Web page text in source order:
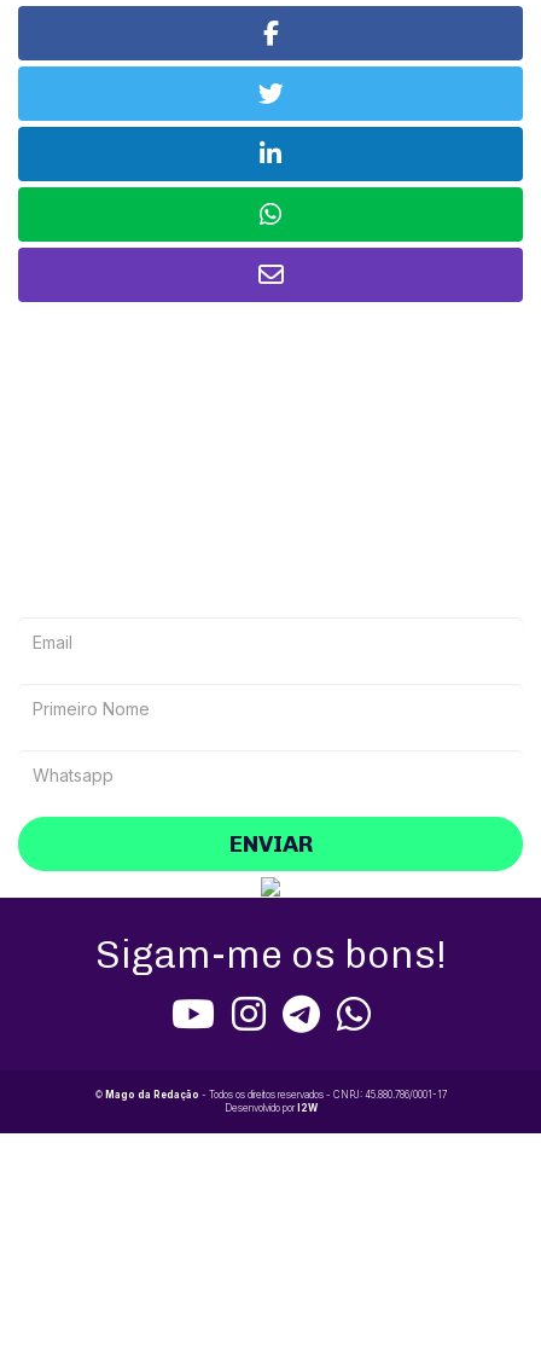
ENVIAR
Sigam-me os bons!
© Mago da Redação - Todos os direitos reservados - CNPJ: 45.880.786/0001-17
Desenvolvido por I2W